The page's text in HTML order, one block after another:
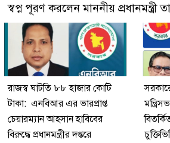
স্বপ্ন পূরণ করলেন মাননীয় প্রধানমন্ত্রী
রাজস্ব ঘাটতি ৮৮ হাজার কোটি
টাকা: এনবিআর এর ভারপ্রাপ্ত
চেয়ারম্যান আহসান হাবিবের
বিরুদ্ধে প্রধানমন্ত্রীর দপ্তরে